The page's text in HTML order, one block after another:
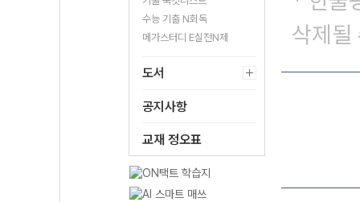
수능 기출 N회독
메가스터디 E실전N제
도서
공지사항
교재 정오표
삭제될